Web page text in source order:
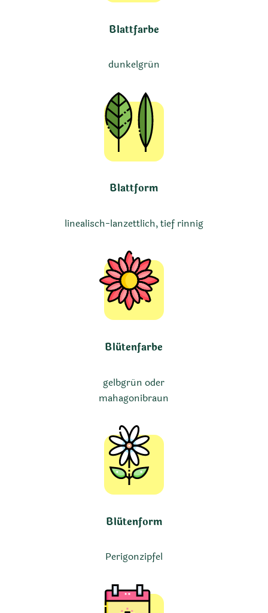
Blattfarbe
dunkelgrün
Blattform
linealisch-lanzettlich, tief rinnig
Blütenfarbe
gelbgrün oder
mahagonibraun
Blütenform
Perigonzipfel